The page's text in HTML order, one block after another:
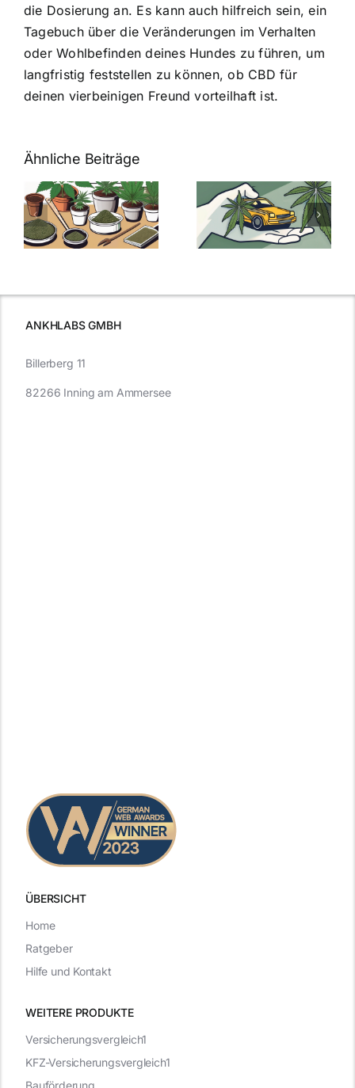
die Dosierung an. Es kann auch hilfreich sein, ein
Tagebuch über die Veränderungen im Verhalten
oder Wohlbefinden deines Hundes zu führen, um
langfristig feststellen zu können, ob CBD für
deinen vierbeinigen Freund vorteilhaft ist.
Ähnliche Beiträge
Neue THC-
Grenzwert-
Regelung:
Was Sie über
Cannabis und
müssen
Cannabis
Samen
kaufen: Alles
was Sie
ANKHLABS GMBH
ÜBERSICHT
WEITERE PRODUKTE
Billerberg 11
82266 Inning am Ammersee
Versicherungsvergleich1
KFZ-Versicherungsvergleich1
Bauförderung
Home
Ratgeber
Hilfe und Kontakt